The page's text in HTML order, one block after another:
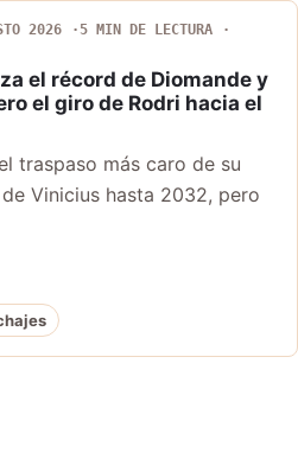
2026
5 MIN DE LECTURA
el récord de Diomande y
el giro de Rodri hacia el
traspaso más caro de su
Vinicius hasta 2032, pero